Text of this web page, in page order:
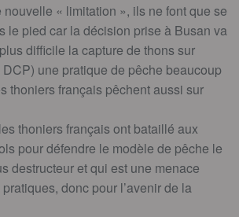
nouvelle « limitation », ils ne font que se
le pied car la décision prise à Busan va
difficile la capture de thons sur
une pratique de pêche beaucoup
thoniers français pêchent aussi sur
thoniers français ont bataillé aux
pour défendre le modèle de pêche le
destructeur et qui est une menace
donc pour l’avenir de la